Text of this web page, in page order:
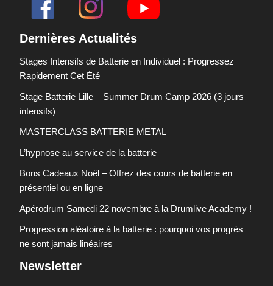
Dernières Actualités
Stages Intensifs de Batterie en Individuel : Progressez
Rapidement Cet Été
Stage Batterie Lille – Summer Drum Camp 2026 (3 jours
intensifs)
MASTERCLASS BATTERIE METAL
L’hypnose au service de la batterie
Bons Cadeaux Noël – Offrez des cours de batterie en
présentiel ou en ligne
Apérodrum Samedi 22 novembre à la Drumlive Academy !
Progression aléatoire à la batterie : pourquoi vos progrès
ne sont jamais linéaires
Newsletter